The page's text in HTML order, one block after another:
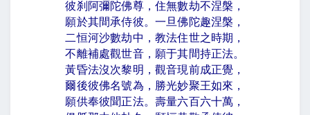
彼刹阿彌陀佛尊，住無數劫不涅槃，
願於其間承侍彼。一旦佛陀趣涅槃，
二恒河沙數劫中，教法住世之時期，
不離補處觀世音，願于其間持正法。
黃昏法沒次黎明，觀音現前成正覺，
爾後彼佛名號為，勝光妙聚王如來，
願供奉彼聞正法。壽量六百六十萬，